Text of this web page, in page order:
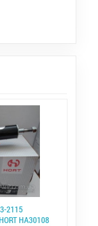
2115
HA30108